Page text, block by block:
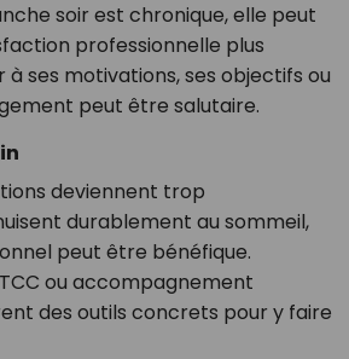
soir est chronique, elle peut
professionnelle plus
à ses motivations, ses objectifs ou
peut être salutaire.
deviennent trop
durablement au sommeil,
peut être bénéfique.
ou accompagnement
des outils concrets pour y faire